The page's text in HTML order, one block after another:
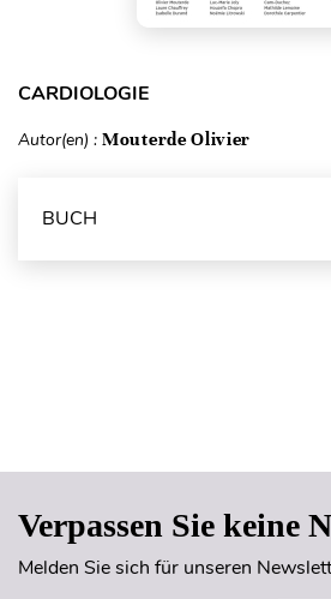
CARDIOLOGIE
Autor(en) : Mouterde Olivier
BUCH
Verpassen Sie keine
Melden Sie sich für unseren